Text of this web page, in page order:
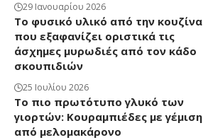
29 Ιανουαρίου 2026
Το φυσικό υλικό από την κουζίνα
που εξαφανίζει οριστικά τις
άσχημες μυρωδιές από τον κάδο
σκουπιδιών
25 Ιουλίου 2026
Το πιο πρωτότυπο γλυκό των
γιορτών: Κουραμπιέδες με γέμιση
από μελομακάρονο